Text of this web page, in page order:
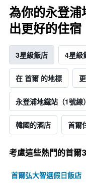
為你的永登浦
出更好的住宿
3星級飯店 4星級
在 首爾 的地標
永登浦地鐵站（1號線
韓國的酒店 首爾
考慮這些熱門的首爾
首爾弘大智選假日飯店